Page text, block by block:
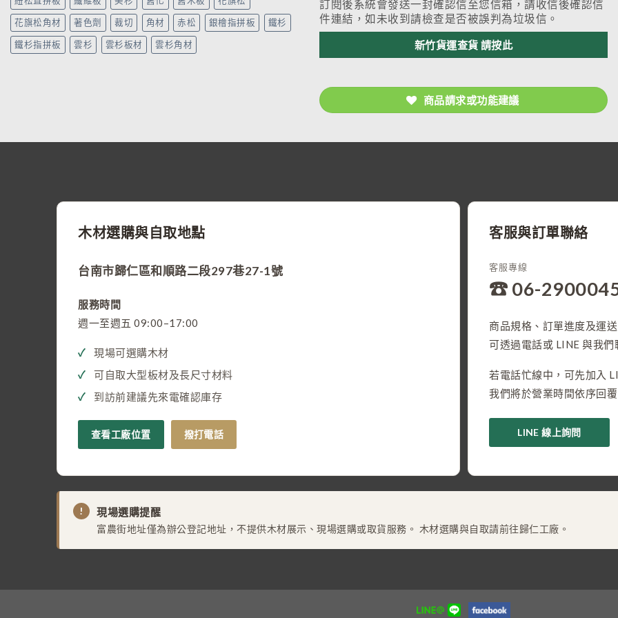
花旗松角材 著色劑 裁切 角材 赤松 銀檜指拼板 鐵杉
鐵杉指拼板 雲杉 雲杉板材 雲杉角材
訂閱後系統會發送一封確認信至您信箱，請收信後確認信
件連結，如未收到請檢查是否被誤判為垃圾信。
新竹貨運查貨 請按此
商品請求或功能建議
木材選購與自取地點
台南市歸仁區和順路二段297巷27-1號
服務時間
週一至週五 09:00–17:00
現場可選購木材
可自取大型板材及長尺寸材料
到訪前建議先來電確認庫存
查看工廠位置 撥打電話
客服與訂單聯絡
客服專線
☎ 06-
商品規格、訂單進度及運
可透過電話或 LINE 與我們
若電話忙線中，可先加入
我們將於營業時間依序回
LINE 線上詢問
! 現場選購提醒
富農街地址僅為辦公登記地址，不提供木材展示、現場選購或取貨服務。 木材選購與自取請前往歸仁工廠。